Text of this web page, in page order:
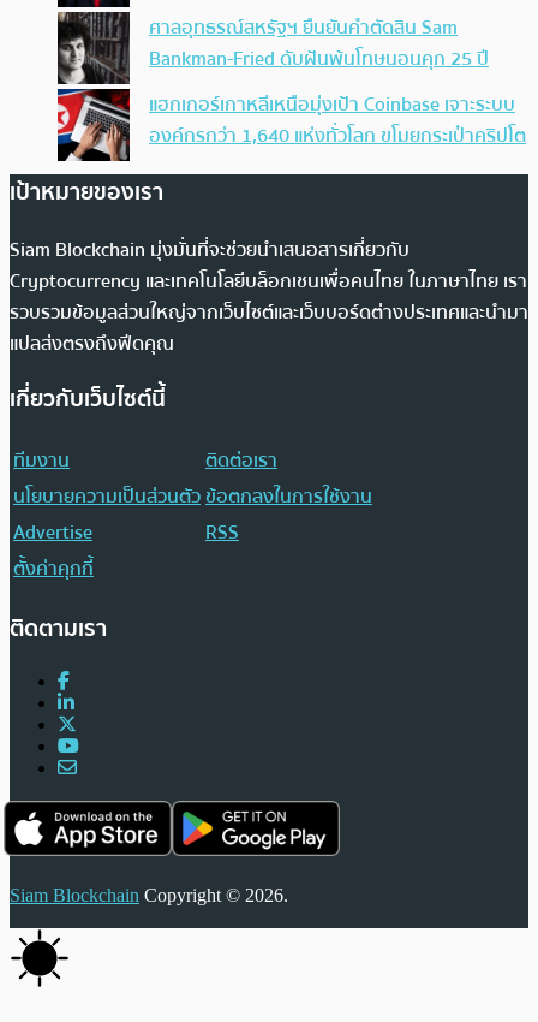
ศาลอุทธรณ์สหรัฐฯ ยืนยันคำตัดสิน Sam
Bankman-Fried ดับฝันพ้นโทษนอนคุก 25 ปี
แฮกเกอร์เกาหลีเหนือมุ่งเป้า Coinbase เจาะระบบ
องค์กรกว่า 1,640 แห่งทั่วโลก ขโมยกระเป๋าคริปโต
เป้าหมายของเรา
Siam Blockchain มุ่งมั่นที่จะช่วยนำเสนอสารเกี่ยวกับ
Cryptocurrency และเทคโนโลยีบล็อกเชนเพื่อคนไทย ในภาษาไทย เรา
รวบรวมข้อมูลส่วนใหญ่จากเว็บไซต์และเว็บบอร์ดต่างประเทศและนำมา
แปลส่งตรงถึงฟีดคุณ
เกี่ยวกับเว็บไซต์นี้
ทีมงาน
ติดต่อเรา
นโยบายความเป็นส่วนตัวข้อตกลงในการใช้งาน
Advertise
RSS
ตั้งค่าคุกกี้
ติดตามเรา
Siam Blockchain Copyright © 2026.